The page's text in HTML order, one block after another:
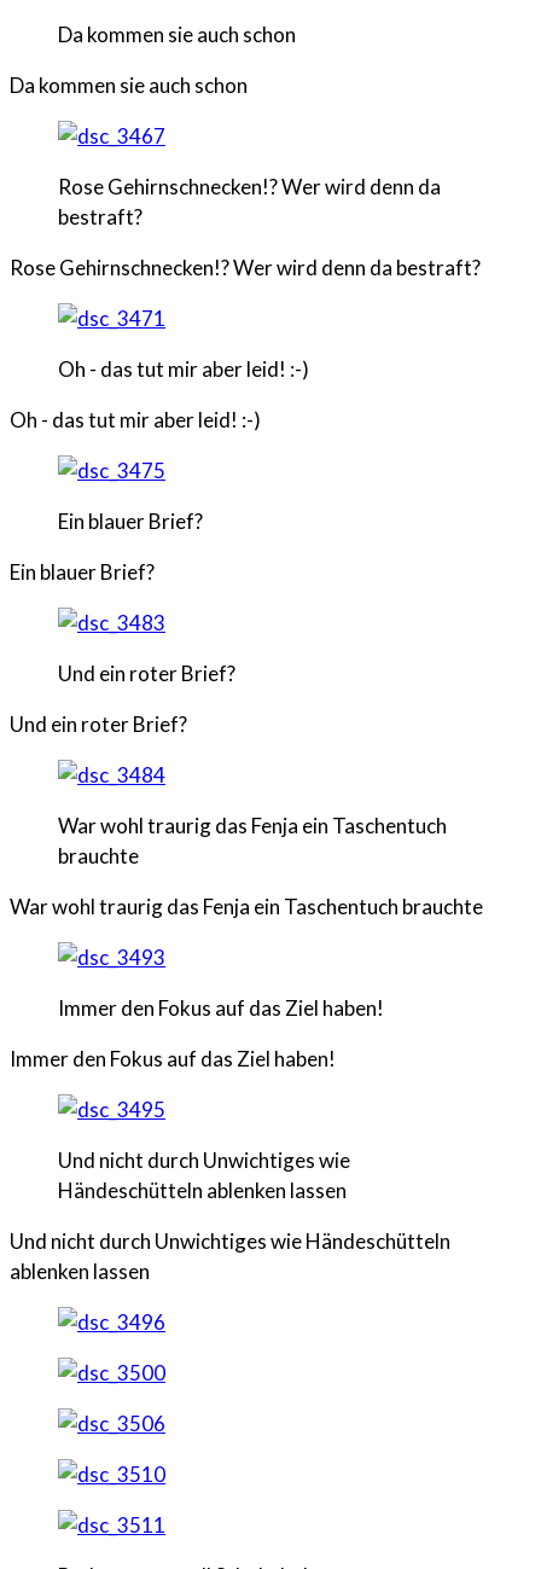
Da kommen sie auch schon
Da kommen sie auch schon
Rose Gehirnschnecken!? Wer wird denn da
bestraft?
Rose Gehirnschnecken!? Wer wird denn da bestraft?
Oh - das tut mir aber leid! :-)
Oh - das tut mir aber leid! :-)
Ein blauer Brief?
Ein blauer Brief?
Und ein roter Brief?
Und ein roter Brief?
War wohl traurig das Fenja ein Taschentuch
brauchte
War wohl traurig das Fenja ein Taschentuch brauchte
Immer den Fokus auf das Ziel haben!
Immer den Fokus auf das Ziel haben!
Und nicht durch Unwichtiges wie
Händeschütteln ablenken lassen
Und nicht durch Unwichtiges wie Händeschütteln
ablenken lassen